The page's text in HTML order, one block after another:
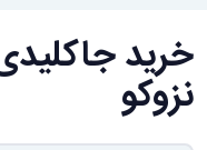
خرید
نزوکو